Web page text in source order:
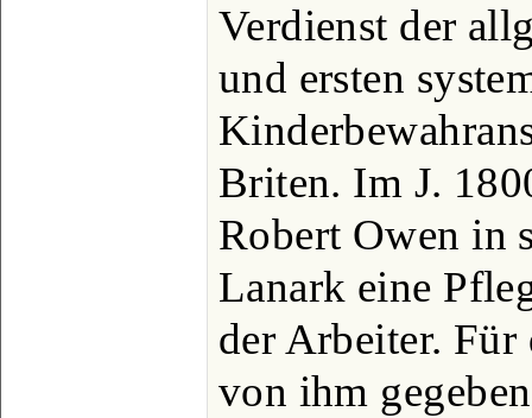
Verdienst der
und ersten
Briten. Im J.
Robert Owen in
Lanark eine
der Arbeiter. Für
von ihm